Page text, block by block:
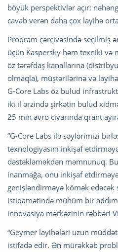
böyük perspektivlər açır:
cavab verən daha çox layihə
Proqram çərçivəsində seçilmiş
üçün Kaspersky həm texniki və
öz tərəfdaş kanallarına
olmaqla), müştərilərinə və
G-Core Labs öz bulud
iki il ərzində şirkətin bulud
25 min avro civarında qrant
“G-Core Labs ilə səylərimizi
texnologiyasını inkişaf
dəstəkləməkdən məmnunuq.
inanmağa, onu inkişaf etdirməyə
genişləndirməyə kömək edəcək
istiqamətində mühüm bir
innovasiya mərkəzinin rəhbəri
“Geymer layihələri uzun
istifadə edir. Ən mürəkkəb